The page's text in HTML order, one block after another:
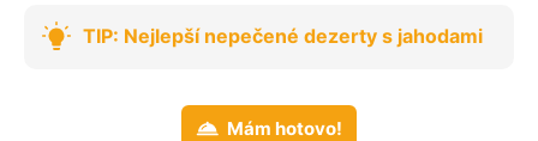
TIP: Nejlepší nepečené dezerty s jahodami
Mám hotovo!